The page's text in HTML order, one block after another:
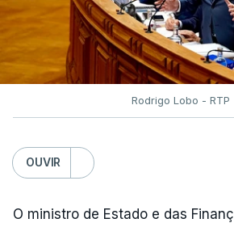
Rodrigo Lobo - RTP
OUVIR
O ministro de Estado e das